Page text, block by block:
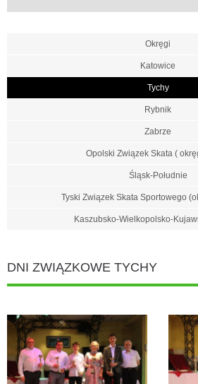
Okręgi
Katowice
Tychy
Rybnik
Zabrze
Opolski Związek Skata (
Śląsk-Południe
Tyski Związek Skata Sportowego
Kaszubsko-Wielkopolsko-
DNI ZWIĄZKOWE TYCHY